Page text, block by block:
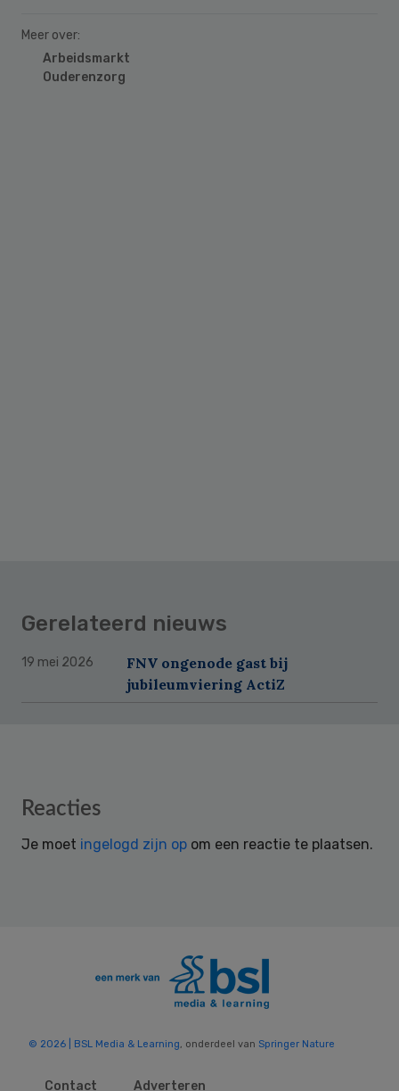
Meer over:
Arbeidsmarkt
Ouderenzorg
Gerelateerd nieuws
19 mei 2026
FNV ongenode gast bij
jubileumviering ActiZ
Reader
Reacties
Je moet ingelogd zijn op om een reactie te plaatsen.
© 2026 | BSL Media & Learning, onderdeel van Springer Nature
Contact Adverteren